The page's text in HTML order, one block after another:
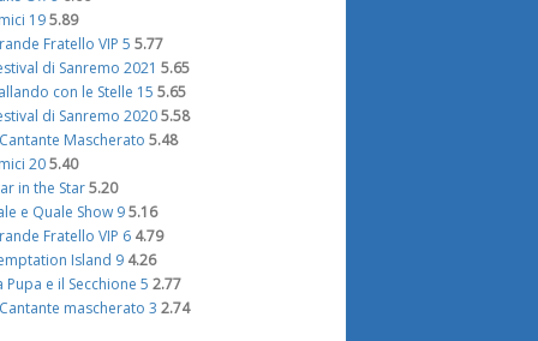
19 5.89
Fratello VIP 5 5.77
di Sanremo 2021 5.65
con le Stelle 15 5.65
di Sanremo 2020 5.58
Mascherato 5.48
20 5.40
in the Star 5.20
e Quale Show 9 5.16
Fratello VIP 6 4.79
Island 9 4.26
Pupa e il Secchione 5 2.77
mascherato 3 2.74